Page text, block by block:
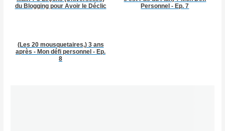
du Blogging pour Avoir le Déclic
Personnel - Ep. 7
(Les 20 mousquetaires,) 3 ans
après - Mon défi personnel - Ep.
8